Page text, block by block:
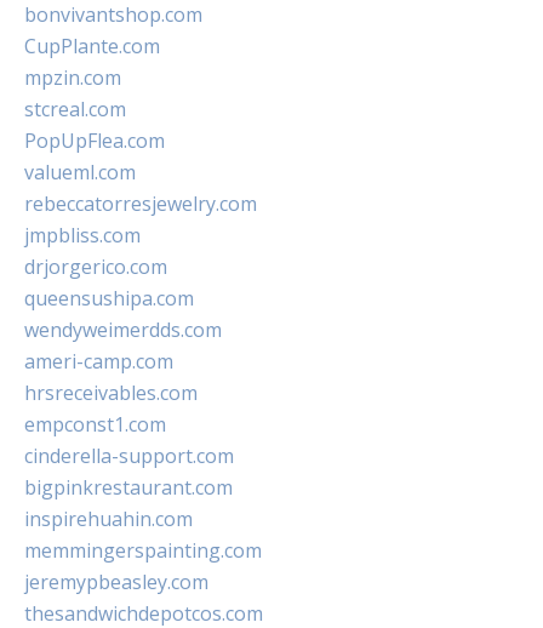
bonvivantshop.com
CupPlante.com
mpzin.com
stcreal.com
PopUpFlea.com
valueml.com
rebeccatorresjewelry.com
jmpbliss.com
drjorgerico.com
queensushipa.com
wendyweimerdds.com
ameri-camp.com
hrsreceivables.com
empconst1.com
cinderella-support.com
bigpinkrestaurant.com
inspirehuahin.com
memmingerspainting.com
jeremypbeasley.com
thesandwichdepotcos.com